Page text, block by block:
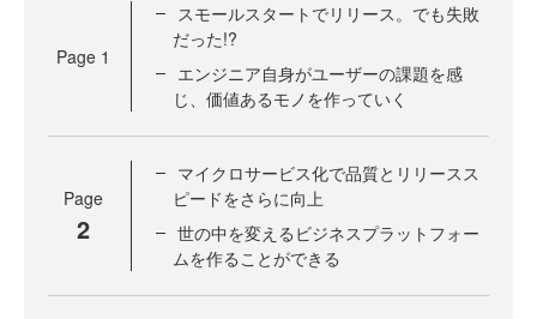
Page 1
スモールスタートでリリース。でも失敗
だった!?
エンジニア自身がユーザーの課題を感
じ、価値あるモノを作っていく
Page
2
マイクロサービス化で品質とリリースス
ピードをさらに向上
世の中を変えるビジネスプラットフォー
ムを作ることができる